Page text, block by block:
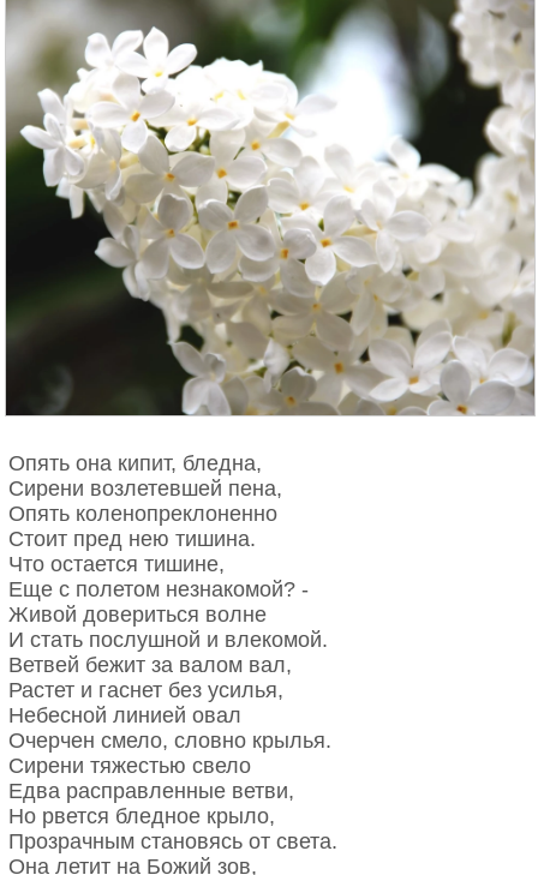
Опять она кипит, бледна,
Сирени возлетевшей пена,
Опять коленопреклоненно
Стоит пред нею тишина.
Что остается тишине,
Еще с полетом незнакомой? -
Живой довериться волне
И стать послушной и влекомой.
Ветвей бежит за валом вал,
Растет и гаснет без усилья,
Небесной линией овал
Очерчен смело, словно крылья.
Сирени тяжестью свело
Едва расправленные ветви,
Но рвется бледное крыло,
Прозрачным становясь от света.
Она летит на Божий зов,